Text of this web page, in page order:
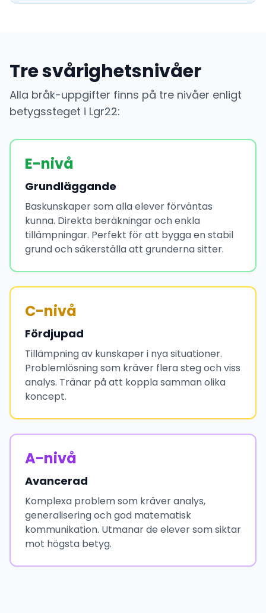
Tre svårighetsnivåer
Alla bråk-uppgifter finns på tre nivåer enligt
betygssteget i Lgr22:
E-nivå
Grundläggande
Baskunskaper som alla elever förväntas
kunna. Direkta beräkningar och enkla
tillämpningar. Perfekt för att bygga en stabil
grund och säkerställa att grunderna sitter.
C-nivå
Fördjupad
Tillämpning av kunskaper i nya situationer.
Problemlösning som kräver flera steg och viss
analys. Tränar på att koppla samman olika
koncept.
A-nivå
Avancerad
Komplexa problem som kräver analys,
generalisering och god matematisk
kommunikation. Utmanar de elever som siktar
mot högsta betyg.